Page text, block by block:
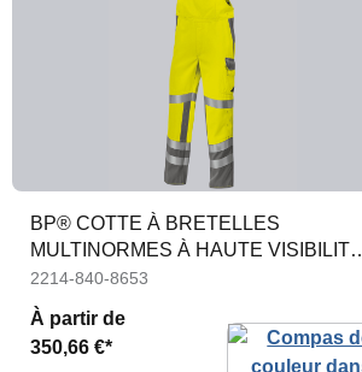
BP® COTTE À BRETELLES
MULTINORMES À HAUTE VISIBILITÉ
APC1
2214-840-8653
À partir de
350,66 €*